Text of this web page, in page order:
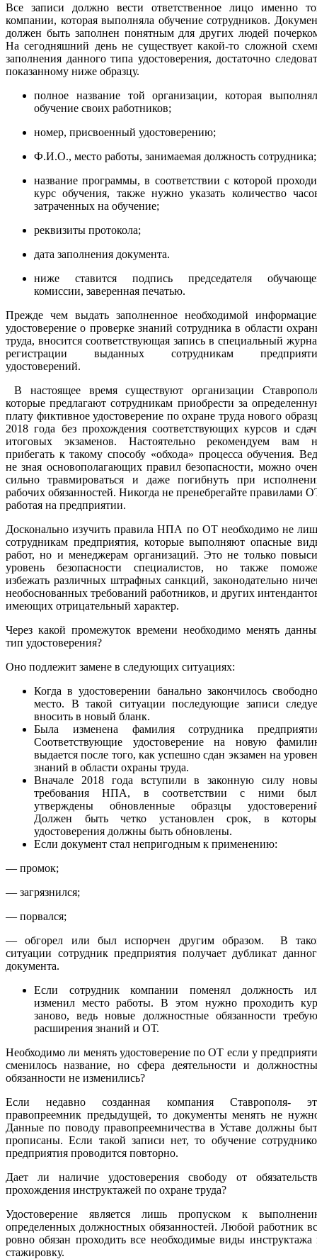
Все записи должно вести ответственное лицо именно
компании, которая выполняла обучение сотрудников.
должен быть заполнен понятным для других людей
На сегодняшний день не существует какой-то сложной
заполнения данного типа удостоверения, достаточно
показанному ниже образцу.
полное название той организации, которая
обучение своих работников;
номер, присвоенный удостоверению;
Ф.И.О., место работы, занимаемая должность сотрудника;
название программы, в соответствии с которой
курс обучения, также нужно указать количество
затраченных на обучение;
реквизиты протокола;
дата заполнения документа.
ниже ставится подпись председателя
комиссии, заверенная печатью.
Прежде чем выдать заполненное необходимой
удостоверение о проверке знаний сотрудника в области
труда, вносится соответствующая запись в специальный
регистрации выданных сотрудникам
удостоверений.
В настоящее время существуют организации
которые предлагают сотрудникам приобрести за
плату фиктивное удостоверение по охране труда нового
2018 года без прохождения соответствующих курсов и
итоговых экзаменов. Настоятельно рекомендуем вам
прибегать к такому способу «обхода» процесса обучения.
не зная основополагающих правил безопасности, можно
сильно травмироваться и даже погибнуть при
рабочих обязанностей. Никогда не пренебрегайте правилами
работая на предприятии.
Досконально изучить правила НПА по ОТ необходимо не
сотрудникам предприятия, которые выполняют опасные
работ, но и менеджерам организаций. Это не только
уровень безопасности специалистов, но также
избежать различных штрафных санкций, законодательно
необоснованных требований работников, и других
имеющих отрицательный характер.
Через какой промежуток времени необходимо менять
тип удостоверения?
Оно подлежит замене в следующих ситуациях:
Когда в удостоверении банально закончилось
место. В такой ситуации последующие записи
вносить в новый бланк.
Была изменена фамилия сотрудника
Соответствующие удостоверение на новую
выдается после того, как успешно сдан экзамен на
знаний в области охраны труда.
Вначале 2018 года вступили в законную силу
требования НПА, в соответствии с ними
утверждены обновленные образцы
Должен быть четко установлен срок, в
удостоверения должны быть обновлены.
Если документ стал непригодным к применению:
— промок;
— загрязнился;
— порвался;
— обгорел или был испорчен другим образом. В
ситуации сотрудник предприятия получает дубликат
документа.
Если сотрудник компании поменял должность
изменил место работы. В этом нужно проходить
заново, ведь новые должностные обязанности
расширения знаний и ОТ.
Необходимо ли менять удостоверение по ОТ если у
сменилось название, но сфера деятельности и
обязанности не изменились?
Если недавно созданная компания Ставрополя-
правопреемник предыдущей, то документы менять не
Данные по поводу правопреемничества в Уставе должны
прописаны. Если такой записи нет, то обучение
предприятия проводится повторно.
Дает ли наличие удостоверения свободу от
прохождения инструктажей по охране труда?
Удостоверение является лишь пропуском к
определенных должностных обязанностей. Любой работник
ровно обязан проходить все необходимые виды инструктажа
стажировку.